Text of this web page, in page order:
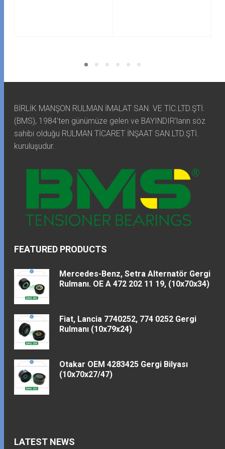
BİRLİK MANŞON RULMAN İMALAT SAN. VE TİC.LTD.ŞTİ.
(BMS), 1984'ten günümüze gelen ve BAYINDIR'ların söz
sahibi olduğu RULMAN TİCARET İNŞAAT SAN.LTD.ŞTİ.
kuruluşudur.
FEATURED PRODUCTS
Mercedes-Benz, Setra Alternatör Gergi
Rulmanı. OE A 472 202 11 19, (10x70x34)
Fiat, Lancia 7740252, 774 0252 Gergi
Rulmanı (10x79x24)
Otakar OEM 4283425 Gergi Bilyası
(10x70x27/47)
LATEST NEWS